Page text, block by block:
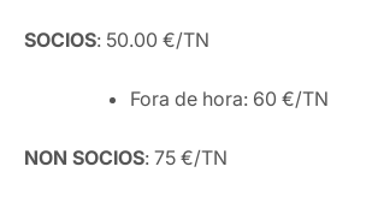
SOCIOS: 50.00 €/TN
Fora de hora: 60 €/TN
NON SOCIOS: 75 €/TN